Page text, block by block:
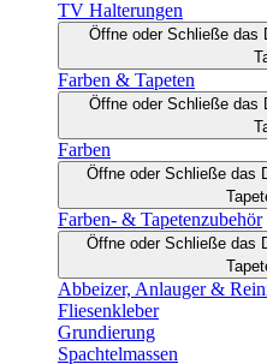
TV Halterungen
Öffne oder Schließe das
Farben & Tapeten
Öffne oder Schließe das
Farben
Öffne oder Schließe das
Farben- & Tapetenzubehör
Öffne oder Schließe das
Abbeizer, Anlauger &
Fliesenkleber
Grundierung
Spachtelmassen